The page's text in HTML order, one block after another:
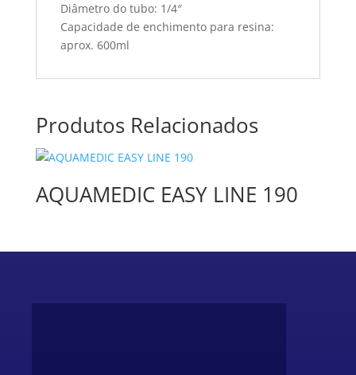
Diâmetro do tubo: 1/4″
Capacidade de enchimento para resina:
aprox. 600ml
Produtos Relacionados
AQUAMEDIC EASY LINE 190